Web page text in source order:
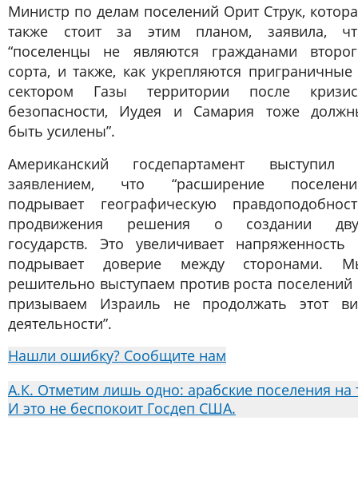
Министр по делам поселений Орит Струк,
также стоит за этим планом, заявила,
“поселенцы не являются гражданами
сорта, и также, как укрепляются приграничные
сектором Газы территории после
безопасности, Иудея и Самария тоже
быть усилены”.
Американский госдепартамент выступил
заявлением, что “расширение
подрывает географическую
продвижения решения о создании
государств. Это увеличивает напряженность
подрывает доверие между сторонами.
решительно выступаем против роста поселений
призываем Израиль не продолжать этот
деятельности”.
Нашли ошибку? Сообщите нам
А.К. Отметим лишь одно: арабские поселения на
И это не беспокоит Госдеп США.